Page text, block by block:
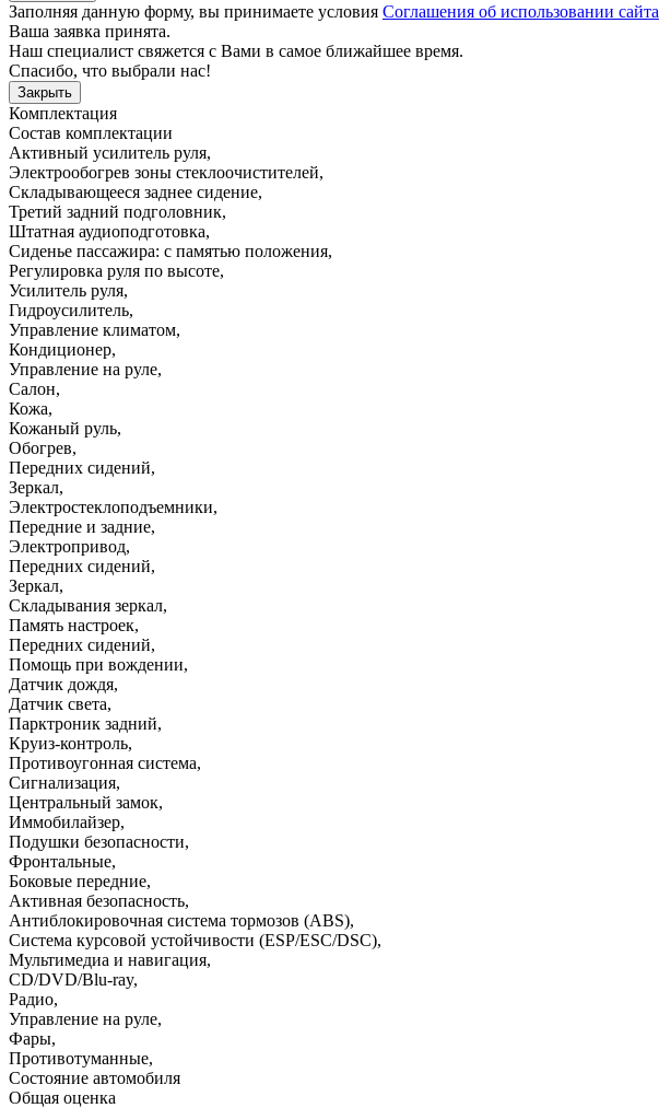
Заполняя данную форму, вы принимаете условия Соглашения об использовании сайта
Ваша заявка принята.
Наш специалист свяжется с Вами в самое ближайшее время.
Спасибо, что выбрали нас!
Закрыть
Комплектация
Состав комплектации
Активный усилитель руля,
Электрообогрев зоны стеклоочистителей,
Складывающееся заднее сидение,
Третий задний подголовник,
Штатная аудиоподготовка,
Сиденье пассажира: с памятью положения,
Регулировка руля по высоте,
Усилитель руля,
Гидроусилитель,
Управление климатом,
Кондиционер,
Управление на руле,
Салон,
Кожа,
Кожаный руль,
Обогрев,
Передних сидений,
Зеркал,
Электростеклоподъемники,
Передние и задние,
Электропривод,
Передних сидений,
Зеркал,
Складывания зеркал,
Память настроек,
Передних сидений,
Помощь при вождении,
Датчик дождя,
Датчик света,
Парктроник задний,
Круиз-контроль,
Противоугонная система,
Сигнализация,
Центральный замок,
Иммобилайзер,
Подушки безопасности,
Фронтальные,
Боковые передние,
Активная безопасность,
Антиблокировочная система тормозов (ABS),
Система курсовой устойчивости (ESP/ESC/DSC),
Мультимедиа и навигация,
CD/DVD/Blu-ray,
Радио,
Управление на руле,
Фары,
Противотуманные,
Состояние автомобиля
Общая оценка